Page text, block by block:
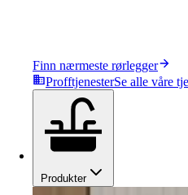
Finn nærmeste rørlegger
ProfftjenesterSe alle våre
Produkter